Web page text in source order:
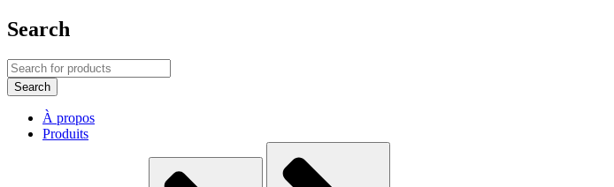
Search
À propos
Produits